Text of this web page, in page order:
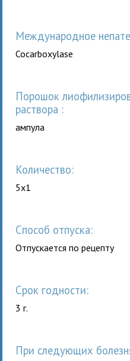
Международное
Cocarboxylase
порошок лиофилизированный для приготовления инъекционного
раствора :
ампула
Количество:
5x1
Способ отпуска:
Отпускается по рецепту
Срок годности:
3 г.
При следующих